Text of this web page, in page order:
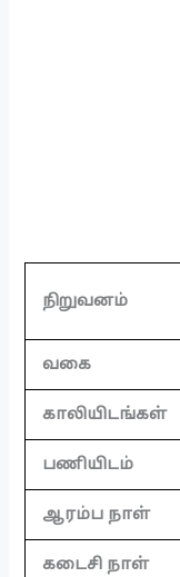
நிறுவனம்
வகை
காலியிடங்கள்
பணியிடம்
ஆரம்ப நாள்
கடைசி நாள்